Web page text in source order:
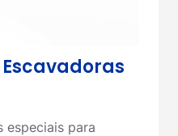
especiais para